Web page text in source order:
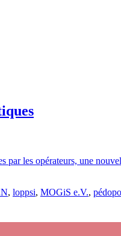
les opérateurs, une
, loppsi, MOGiS e.V.,